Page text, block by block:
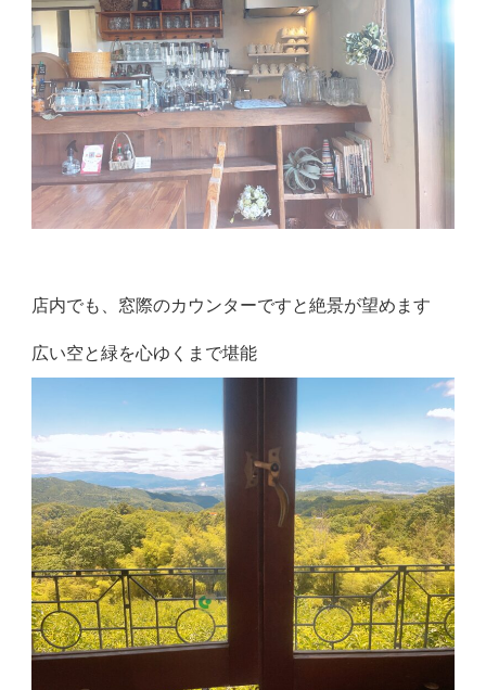
店内でも、窓際のカウンターですと絶景が望めます
広い空と緑を心ゆくまで堪能